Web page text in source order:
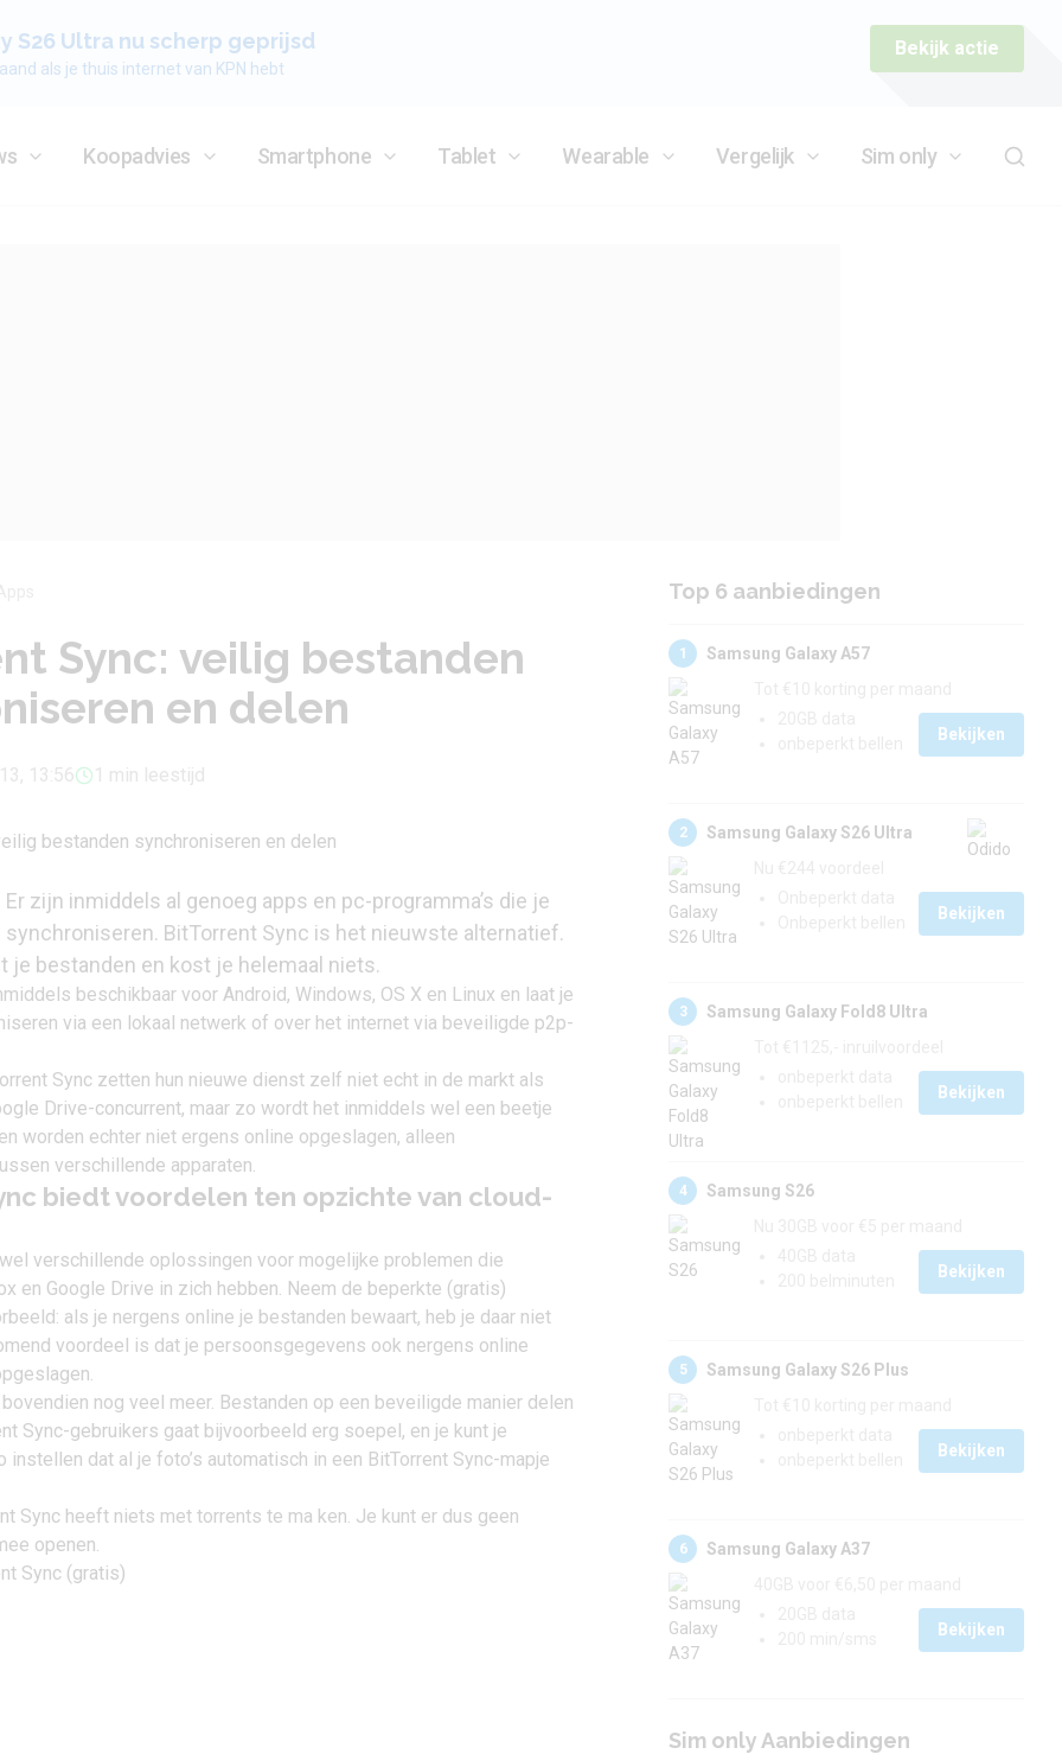
S26 Ultra nu scherp geprijsd
als je thuis internet van KPN hebt
Bekijk actie
Koopadvies Smartphone Tablet Wearable Vergelijk Sim only
Sync: veilig bestanden
en delen
13:56 1 min leestijd
Er zijn inmiddels al genoeg apps en pc-programma’s die je
synchroniseren. BitTorrent Sync is het nieuwste alternatief.
je bestanden en kost je helemaal niets.
beschikbaar voor Android, Windows, OS X en Linux en laat je
via een lokaal netwerk of over het internet via beveiligde p2p-
Sync zetten hun nieuwe dienst zelf niet echt in de markt als
Drive-concurrent, maar zo wordt het inmiddels wel een beetje
worden echter niet ergens online opgeslagen, alleen
verschillende apparaten.
biedt voordelen ten opzichte van cloud-
verschillende oplossingen voor mogelijke problemen die
en Google Drive in zich hebben. Neem de beperkte (gratis)
als je nergens online je bestanden bewaart, heb je daar niet
voordeel is dat je persoonsgegevens ook nergens online
bovendien nog veel meer. Bestanden op een beveiligde manier delen
Sync-gebruikers gaat bijvoorbeeld erg soepel, en je kunt je
instellen dat al je foto’s automatisch in een BitTorrent Sync-mapje
Sync heeft niets met torrents te ma ken. Je kunt er dus geen
openen.
Sync (gratis)
Top 6 aanbiedingen
1
Samsung Galaxy A57
Bekijken
2
Samsung Galaxy S26 Ultra
Bekijken
3
Samsung Galaxy Fold8 Ultra
Bekijken
4
Samsung S26
Bekijken
5
Samsung Galaxy S26 Plus
Bekijken
6
Samsung Galaxy A37
Bekijken
Sim only Aanbiedingen